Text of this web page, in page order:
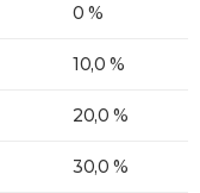
0 %
10,0 %
20,0 %
30,0 %